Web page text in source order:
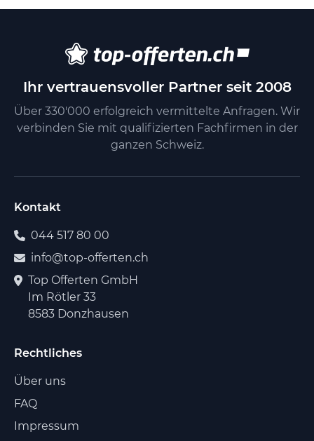
Ihr vertrauensvoller Partner seit 2008
Über 330'000 erfolgreich vermittelte Anfragen. Wir
verbinden Sie mit qualifizierten Fachfirmen in der
ganzen Schweiz.
Kontakt
044 517 80 00
info@top-offerten.ch
Top Offerten GmbH
Im Rötler 33
8583 Donzhausen
Rechtliches
Über uns
FAQ
Impressum